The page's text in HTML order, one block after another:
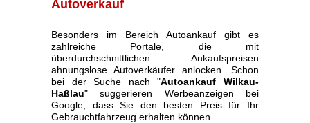
Autoverkauf
Besonders im Bereich Autoankauf gibt es
zahlreiche Portale, die mit
überdurchschnittlichen Ankaufspreisen
ahnungslose Autoverkäufer anlocken. Schon
bei der Suche nach "Autoankauf Wilkau-
Haßlau" suggerieren Werbeanzeigen bei
Google, dass Sie den besten Preis für Ihr
Gebrauchtfahrzeug erhalten können.